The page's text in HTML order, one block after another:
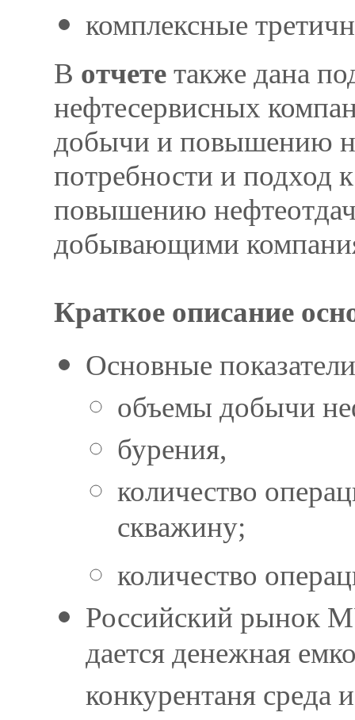
комплексные
В отчете также дана
нефтесервисных
добычи и повышению
потребности и подход
повышению
добывающими
Краткое описание
Основные
объемы добычи
бурения,
количество
скважину;
количество
Российский рынок
дается денежная
конкурентаня среда